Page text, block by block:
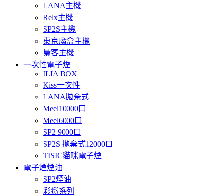
LANA主機
Relx主機
SP2S主機
東京魔盒主機
梟客主機
一次性電子煙
ILIA BOX
Kiss一次性
LANA拋棄式
Meel10000口
Meel6000口
SP2 9000口
SP2S 抛棄式12000口
TISIC貓咪電子煙
電子煙煙油
SP2煙油
彩鯊系列